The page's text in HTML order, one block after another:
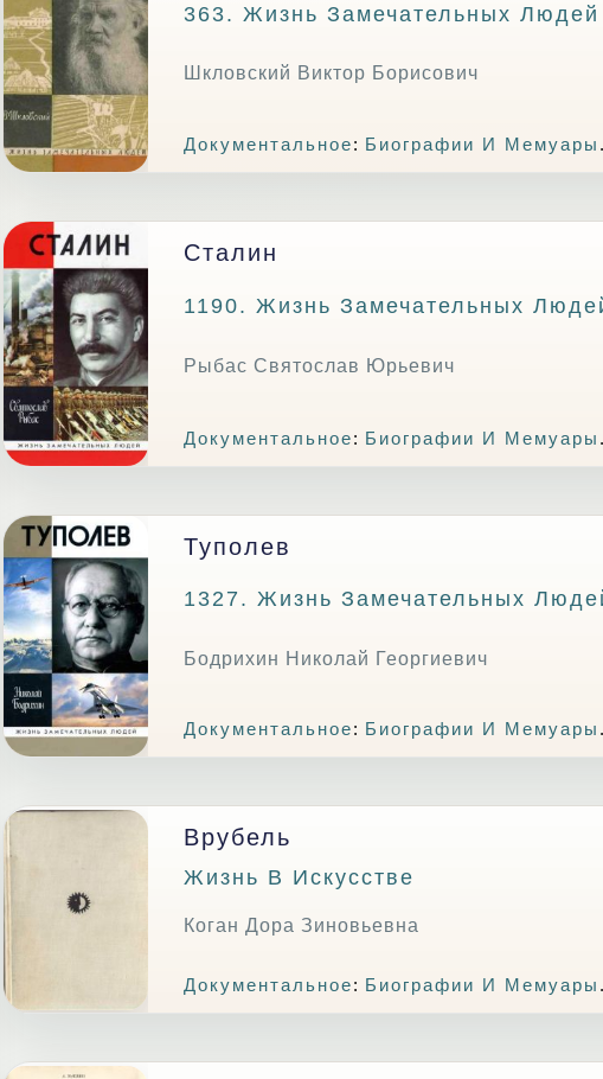
363. Жизнь Замечательных Людей
Шкловский Виктор Борисович
Документальное: Биографии И Мемуары .
Сталин
1190. Жизнь Замечательных
Рыбас Святослав Юрьевич
Документальное: Биографии И Мемуары .
Туполев
1327. Жизнь Замечательных
Бодрихин Николай Георгиевич
Документальное: Биографии И Мемуары .
Врубель
Жизнь В Искусстве
Коган Дора Зиновьевна
Документальное: Биографии И Мемуары .